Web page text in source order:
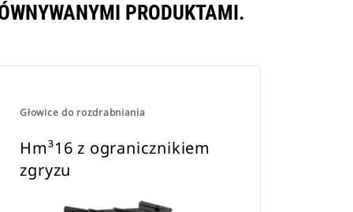
PRODUKTAMI.
Głowice do rozdrabniania
Hm³16 z ogranicznikiem
zgryzu